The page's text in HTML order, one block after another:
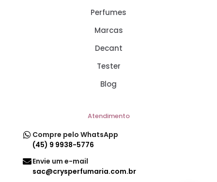
Perfumes
Marcas
Decant
Tester
Blog
Atendimento
Compre pelo WhatsApp
(45) 9 9938-5776
Envie um e-mail
sac@crysperfumaria.com.br